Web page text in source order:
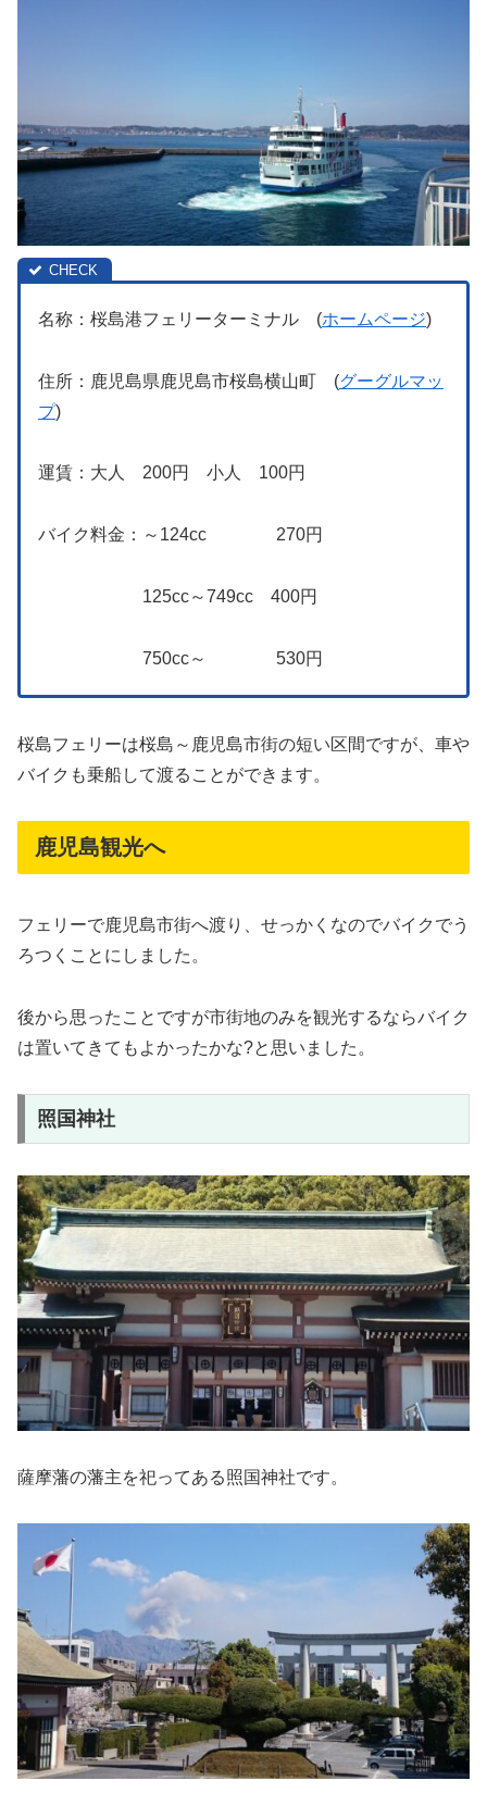
名称：桜島港フェリーターミナル (ホームページ)
住所：鹿児島県鹿児島市桜島横山町 (グーグルマッ
プ)
運賃：大人 200円 小人 100円
バイク料金：～124cc 270円
125cc～749cc 400円
750cc～ 530円
桜島フェリーは桜島～鹿児島市街の短い区間ですが、車や
バイクも乗船して渡ることができます。
鹿児島観光へ
フェリーで鹿児島市街へ渡り、せっかくなのでバイクでう
ろつくことにしました。
後から思ったことですが市街地のみを観光するならバイク
は置いてきてもよかったかな?と思いました。
照国神社
薩摩藩の藩主を祀ってある照国神社です。